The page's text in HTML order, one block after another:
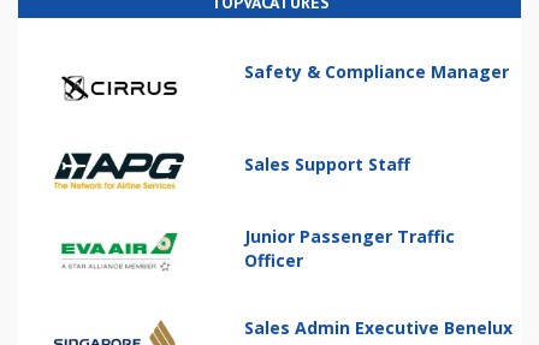
Safety & Compliance Manager
Sales Support Staff
Junior Passenger Traffic
Officer
Sales Admin Executive Benelux